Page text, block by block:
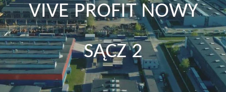
VIVE PROFIT NOWY
SĄCZ 2